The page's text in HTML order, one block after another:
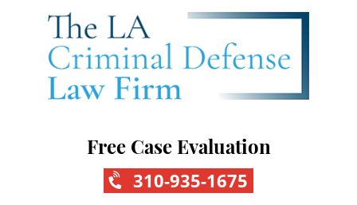
Free Case Evaluation
310-935-1675